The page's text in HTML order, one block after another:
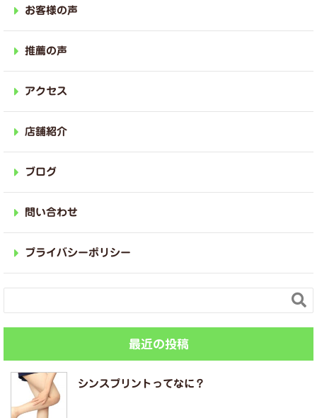
お客様の声
推薦の声
アクセス
店舗紹介
ブログ
問い合わせ
プライバシーポリシー

最近の投稿
シンスプリントってなに？